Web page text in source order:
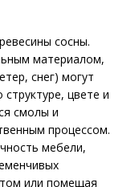
сосны.
материалом,
снег) могут
цвете и
смолы и
процессом.
мебели,
или помещая